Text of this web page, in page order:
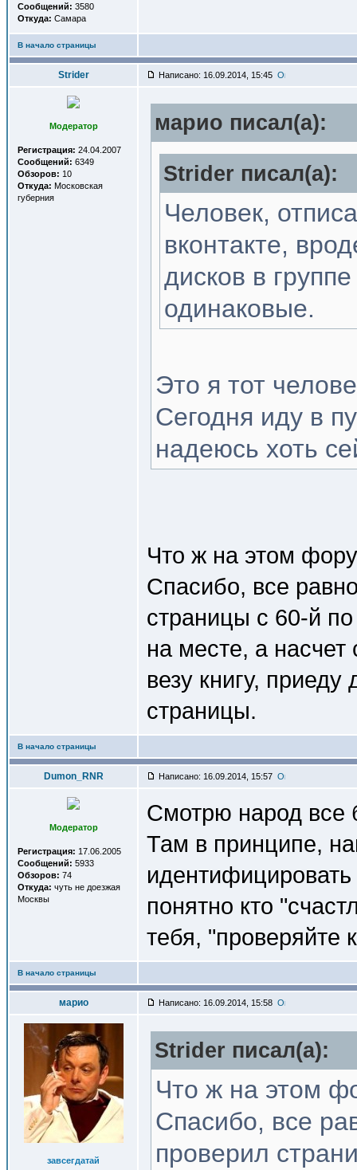
Сообщений: 3580
Откуда: Самара
В начало страницы
Strider Написано: 16.09.2014, 15:45
Модератор
Регистрация: 24.04.2007
Сообщений: 6349
Обзоров: 10
Откуда: Московская
губерния
марио писал(a):
Strider писал(a):
Человек,
вконтакте,
дисков в
одинаковые.
Это я тот
Сегодня иду в
надеюсь хоть
Что ж на этом
Спасибо, все
страницы с 60-й
на месте, а
везу книгу,
страницы.
В начало страницы
Dumon_RNR Написано: 16.09.2014, 15:57
Модератор
Регистрация: 17.06.2005
Сообщений: 5933
Обзоров: 74
Откуда: чуть не доезжая
Москвы
Смотрю народ все
Там в принципе,
понятно кто
тебя, "проверяйте
В начало страницы
марио Написано: 16.09.2014, 15:58
завсегдатай
Strider писал(a):
Что ж на этом
Спасибо, все
проверил